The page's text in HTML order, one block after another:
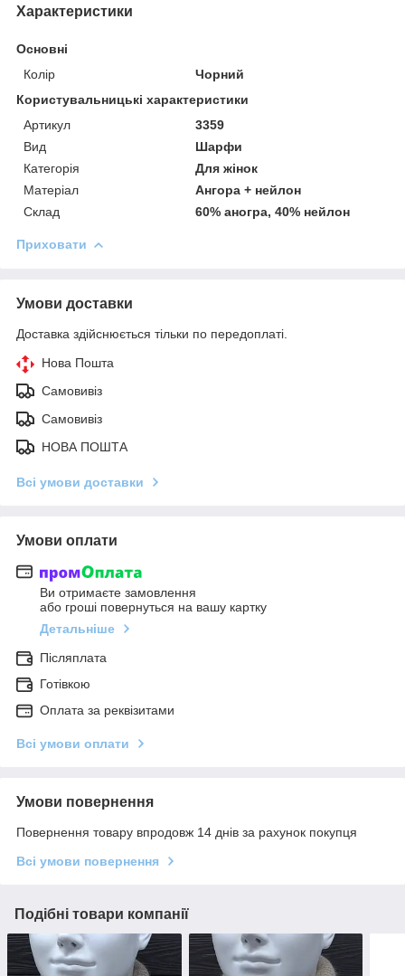
Характеристики
Основні
Колір
Чорний
Користувальницькі характеристики
Артикул
3359
Вид
Шарфи
Категорія
Для жінок
Матеріал
Ангора + нейлон
Склад
60% аногра, 40% нейлон
Приховати
Умови доставки
Доставка здійснюється тільки по передоплаті.
Нова Пошта
Самовивіз
Самовивіз
НОВА ПОШТА
Всі умови доставки
Умови оплати
Ви отримаєте замовлення
або гроші повернуться на вашу картку
Детальніше
Післяплата
Готівкою
Оплата за реквізитами
Всі умови оплати
Умови повернення
Повернення товару впродовж 14 днів за рахунок покупця
Всі умови повернення
Подібні товари компанії